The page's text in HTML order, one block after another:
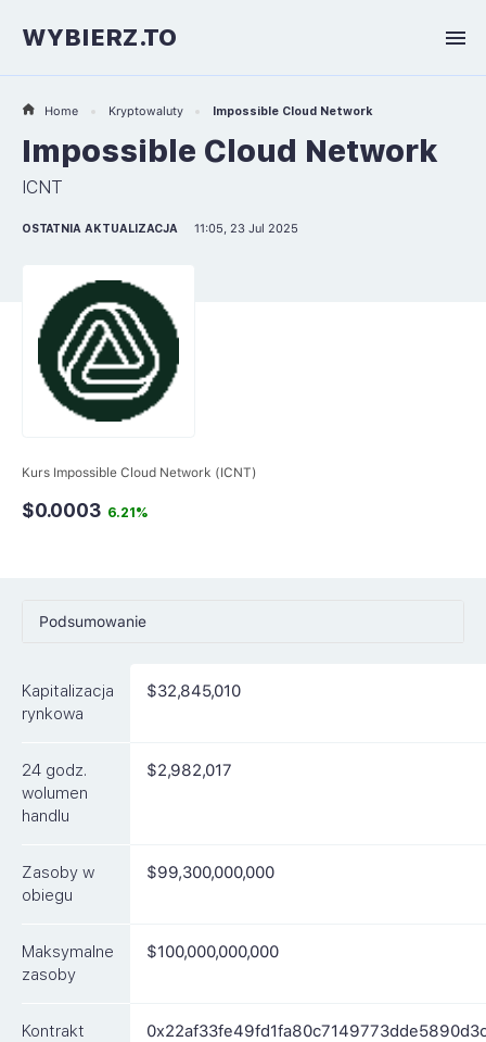
WYBIERZ.TO
Home Kryptowaluty Impossible Cloud Network
Impossible Cloud Network
ICNT
OSTATNIA AKTUALIZACJA 11:05, 23 Jul 2025
Kurs Impossible Cloud Network (ICNT)
$0.0003 6.21%
Podsumowanie
Rynki
FAQ
Kapitalizacja
rynkowa
$32,845,010
24 godz.
wolumen
handlu
$2,982,017
Zasoby w
obiegu
$99,300,000,000
Maksymalne
zasoby
$100,000,000,000
Kontrakt